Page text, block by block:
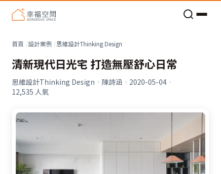
首頁 設計案例 思維設計Thinking Design
清新現代日光宅 打造無壓舒心日常
思維設計Thinking Design · 陳詩涵 · 2020-05-04 ·
12,535 人氣